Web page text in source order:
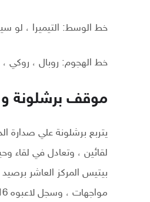
خط الوسط: التيميرا ، لو
خط الهجوم: روبال ، روكي ،
موقف برشلونة و
مواجهات ، وسجل لاعبوه 16 هدف ، ودخل في شباكه 18 هدف.